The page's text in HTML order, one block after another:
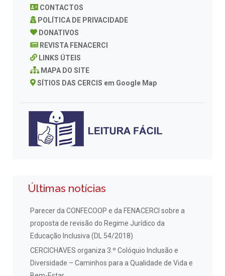
CONTACTOS
POLÍTICA DE PRIVACIDADE
DONATIVOS
REVISTA FENACERCI
LINKS ÚTEIS
MAPA DO SITE
SÍTIOS DAS CERCIS em Google Map
Últimas notícias
Parecer da CONFECOOP e da FENACERCI sobre a
proposta de revisão do Regime Jurídico da
Educação Inclusiva (DL 54/2018)
CERCICHAVES organiza 3.º Colóquio Inclusão e
Diversidade – Caminhos para a Qualidade de Vida e